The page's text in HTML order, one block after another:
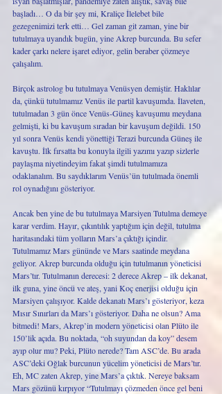
başladı… O da bir şey mi, Kraliçe İlelebet bile
gezegenimizi terk etti… Gel zaman git zaman, yine bir
tutulmaya uyandık bugün, yine Akrep burcunda. Bu sefer
kader çarkı nelere işaret ediyor, gelin beraber çözmeye
çalışalım.
Birçok astrolog bu tutulmaya Venüsyen demiştir. Haklılar
da, çünkü tutulmamız Venüs ile partil kavuşumda. İlaveten,
tutulmadan 3 gün önce Venüs-Güneş kavuşumu meydana
gelmişti, ki bu kavuşum sıradan bir kavuşum değildi. 150
yıl sonra Venüs kendi yönettiği Terazi burcunda Güneş ile
kavuştu. İlk fırsatta bu konuyla ilgili yazımı yazıp sizlerle
paylaşma niyetindeyim fakat şimdi tutulmamıza
odaklanalım. Bu saydıklarım Venüs’ün tutulmada önemli
rol oynadığını gösteriyor.
Ancak ben yine de bu tutulmaya Marsiyen Tutulma demeye
karar verdim. Hayır, çıkıntılık yaptığım için değil, tutulma
haritasındaki tüm yolların Mars’a çıktığı içindir.
Tutulmamız Mars gününde ve Mars saatinde meydana
geliyor. Akrep burcunda olduğu için tutulmanın yöneticisi
Mars’tır. Tutulmanın derecesi: 2 derece Akrep – ilk dekanat,
ilk guna, yine öncü ve ateş, yani Koç enerjisi olduğu için
Marsiyen çalışıyor. Kalde dekanatı Mars’ı gösteriyor, keza
Mısır Sınırları da Mars’ı gösteriyor. Daha ne olsun? Ama
bitmedi! Mars, Akrep’in modern yöneticisi olan Plüto ile
150’lik açıda. Bu noktada, “oh suyundan da koy” desem
ayıp olur mu? Peki, Plüto nerede? Tam ASC’de. Bu arada
ASC’deki Oğlak burcunun yücelim yöneticisi de Mars’tır.
Eh, MC zaten Akrep, yine Mars’a çıktık. Nereye baksam
Mars gözünü kırpıyor “Tutulmayı çözmeden önce gel beni